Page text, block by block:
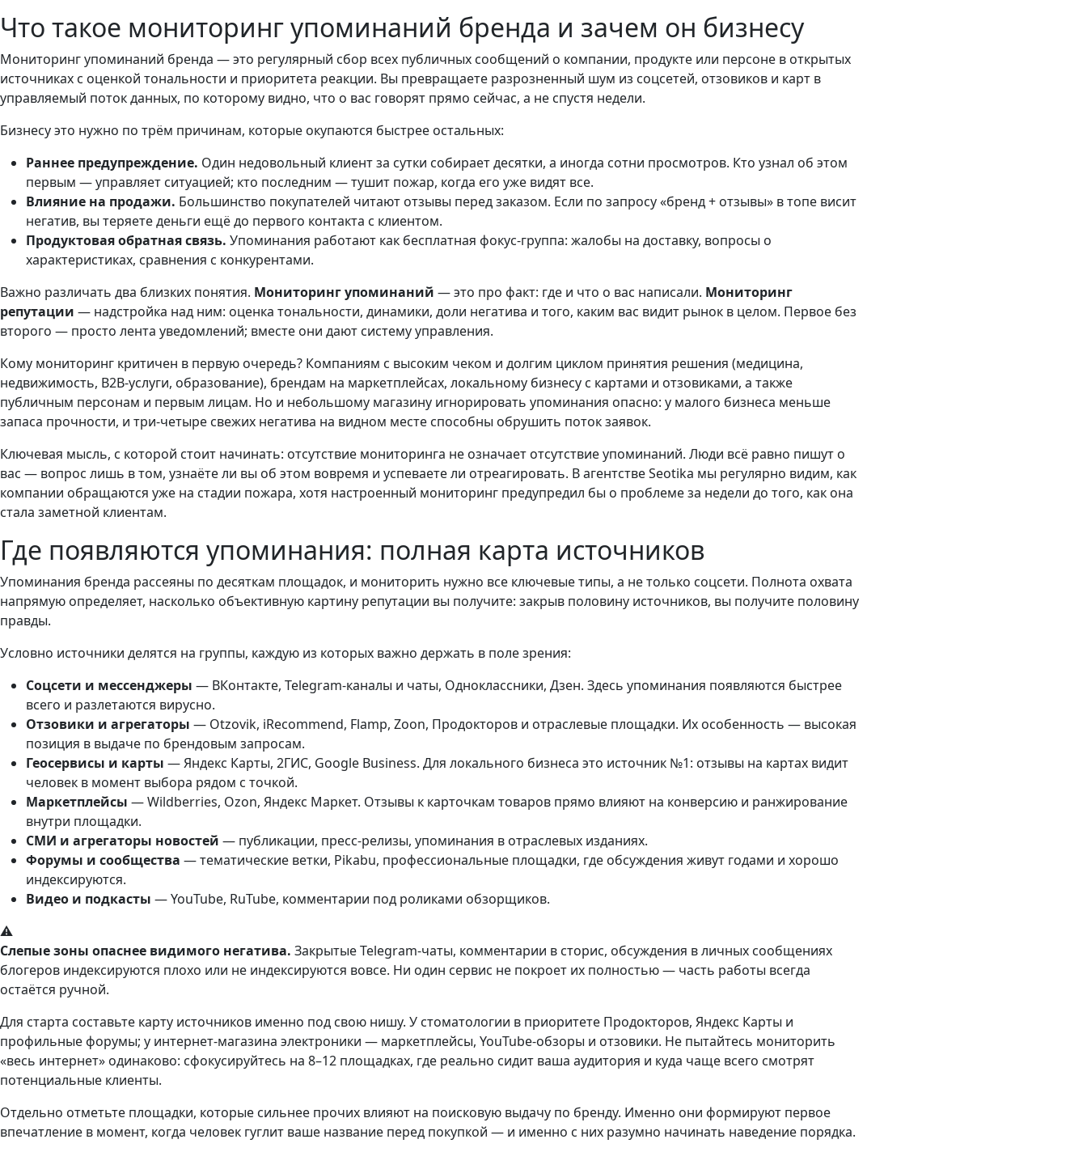
Что такое мониторинг упоминаний бренда и зачем он бизнесу
Мониторинг упоминаний бренда — это регулярный сбор всех публичных сообщений о компании, продукте или персоне в открытых
источниках с оценкой тональности и приоритета реакции. Вы превращаете разрозненный шум из соцсетей, отзовиков и карт в
управляемый поток данных, по которому видно, что о вас говорят прямо сейчас, а не спустя недели.
Бизнесу это нужно по трём причинам, которые окупаются быстрее остальных:
Раннее предупреждение. Один недовольный клиент за сутки собирает десятки, а иногда сотни просмотров. Кто узнал об этом
первым — управляет ситуацией; кто последним — тушит пожар, когда его уже видят все.
Влияние на продажи. Большинство покупателей читают отзывы перед заказом. Если по запросу «бренд + отзывы» в топе висит
негатив, вы теряете деньги ещё до первого контакта с клиентом.
Продуктовая обратная связь. Упоминания работают как бесплатная фокус-группа: жалобы на доставку, вопросы о
характеристиках, сравнения с конкурентами.
Важно различать два близких понятия. Мониторинг упоминаний — это про факт: где и что о вас написали. Мониторинг
репутации — надстройка над ним: оценка тональности, динамики, доли негатива и того, каким вас видит рынок в целом. Первое без
второго — просто лента уведомлений; вместе они дают систему управления.
Кому мониторинг критичен в первую очередь? Компаниям с высоким чеком и долгим циклом принятия решения (медицина,
недвижимость, B2B-услуги, образование), брендам на маркетплейсах, локальному бизнесу с картами и отзовиками, а также
публичным персонам и первым лицам. Но и небольшому магазину игнорировать упоминания опасно: у малого бизнеса меньше
запаса прочности, и три-четыре свежих негатива на видном месте способны обрушить поток заявок.
Ключевая мысль, с которой стоит начинать: отсутствие мониторинга не означает отсутствие упоминаний. Люди всё равно пишут о
вас — вопрос лишь в том, узнаёте ли вы об этом вовремя и успеваете ли отреагировать. В агентстве Seotika мы регулярно видим, как
компании обращаются уже на стадии пожара, хотя настроенный мониторинг предупредил бы о проблеме за недели до того, как она
стала заметной клиентам.
Где появляются упоминания: полная карта источников
Упоминания бренда рассеяны по десяткам площадок, и мониторить нужно все ключевые типы, а не только соцсети. Полнота охвата
напрямую определяет, насколько объективную картину репутации вы получите: закрыв половину источников, вы получите половину
правды.
Условно источники делятся на группы, каждую из которых важно держать в поле зрения:
Соцсети и мессенджеры — ВКонтакте, Telegram-каналы и чаты, Одноклассники, Дзен. Здесь упоминания появляются быстрее
всего и разлетаются вирусно.
Отзовики и агрегаторы — Otzovik, iRecommend, Flamp, Zoon, Продокторов и отраслевые площадки. Их особенность — высокая
позиция в выдаче по брендовым запросам.
Геосервисы и карты — Яндекс Карты, 2ГИС, Google Business. Для локального бизнеса это источник №1: отзывы на картах видит
человек в момент выбора рядом с точкой.
Маркетплейсы — Wildberries, Ozon, Яндекс Маркет. Отзывы к карточкам товаров прямо влияют на конверсию и ранжирование
внутри площадки.
СМИ и агрегаторы новостей — публикации, пресс-релизы, упоминания в отраслевых изданиях.
Форумы и сообщества — тематические ветки, Pikabu, профессиональные площадки, где обсуждения живут годами и хорошо
индексируются.
Видео и подкасты — YouTube, RuTube, комментарии под роликами обзорщиков.
⚠️
Слепые зоны опаснее видимого негатива. Закрытые Telegram-чаты, комментарии в сторис, обсуждения в личных сообщениях
блогеров индексируются плохо или не индексируются вовсе. Ни один сервис не покроет их полностью — часть работы всегда
остаётся ручной.
Для старта составьте карту источников именно под свою нишу. У стоматологии в приоритете Продокторов, Яндекс Карты и
профильные форумы; у интернет-магазина электроники — маркетплейсы, YouTube-обзоры и отзовики. Не пытайтесь мониторить
«весь интернет» одинаково: сфокусируйтесь на 8–12 площадках, где реально сидит ваша аудитория и куда чаще всего смотрят
потенциальные клиенты.
Отдельно отметьте площадки, которые сильнее прочих влияют на поисковую выдачу по бренду. Именно они формируют первое
впечатление в момент, когда человек гуглит ваше название перед покупкой — и именно с них разумно начинать наведение порядка.